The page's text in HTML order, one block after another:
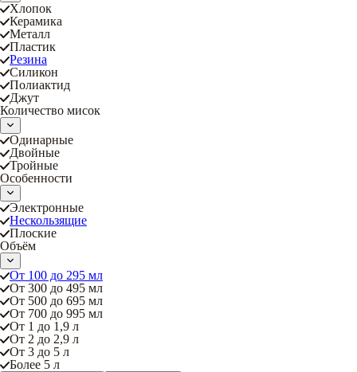
Хлопок
Керамика
Металл
Пластик
Резина
Силикон
Полиактид
Джут
Количество мисок
Одинарные
Двойные
Тройные
Особенности
Электронные
Нескользящие
Плоские
Объём
От 100 до 295 мл
От 300 до 495 мл
От 500 до 695 мл
От 700 до 995 мл
От 1 до 1,9 л
От 2 до 2,9 л
От 3 до 5 л
Более 5 л